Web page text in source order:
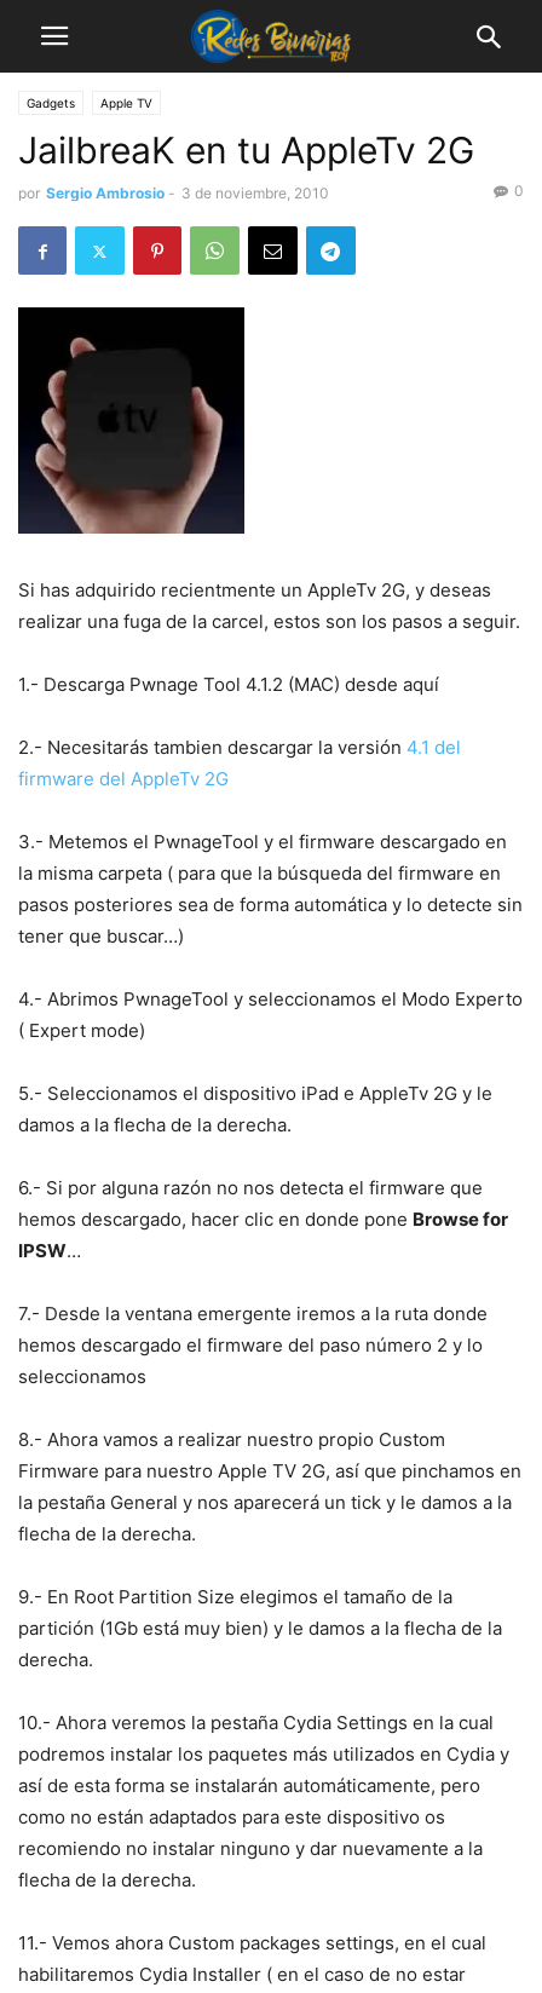
Gadgets Apple TV
JailbreaK en tu AppleTv 2G
por Sergio Ambrosio - 3 de noviembre, 2010 0
Si has adquirido recientmente un AppleTv 2G, y deseas
realizar una fuga de la carcel, estos son los pasos a seguir.
1.- Descarga Pwnage Tool 4.1.2 (MAC) desde aquí
2.- Necesitarás tambien descargar la versión 4.1 del
firmware del AppleTv 2G
3.- Metemos el PwnageTool y el firmware descargado en
la misma carpeta ( para que la búsqueda del firmware en
pasos posteriores sea de forma automática y lo detecte sin
tener que buscar…)
4.- Abrimos PwnageTool y seleccionamos el Modo Experto
( Expert mode)
5.- Seleccionamos el dispositivo iPad e AppleTv 2G y le
damos a la flecha de la derecha.
6.- Si por alguna razón no nos detecta el firmware que
hemos descargado, hacer clic en donde pone Browse for
IPSW…
7.- Desde la ventana emergente iremos a la ruta donde
hemos descargado el firmware del paso número 2 y lo
seleccionamos
8.- Ahora vamos a realizar nuestro propio Custom
Firmware para nuestro Apple TV 2G, así que pinchamos en
la pestaña General y nos aparecerá un tick y le damos a la
flecha de la derecha.
9.- En Root Partition Size elegimos el tamaño de la
partición (1Gb está muy bien) y le damos a la flecha de la
derecha.
10.- Ahora veremos la pestaña Cydia Settings en la cual
podremos instalar los paquetes más utilizados en Cydia y
así de esta forma se instalarán automáticamente, pero
como no están adaptados para este dispositivo os
recomiendo no instalar ninguno y dar nuevamente a la
flecha de la derecha.
11.- Vemos ahora Custom packages settings, en el cual
habilitaremos Cydia Installer ( en el caso de no estar